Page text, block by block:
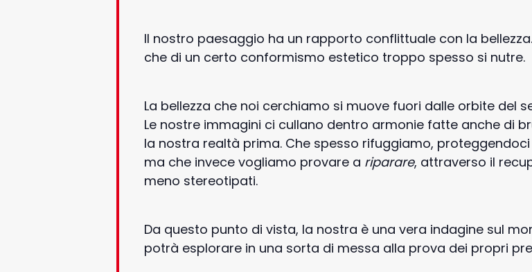
Il nostro paesaggio ha un rapporto conflittuale con la
che di un certo conformismo estetico troppo spesso si nutre.
La bellezza che noi cerchiamo si muove fuori dalle orbite del
Le nostre immagini ci cullano dentro armonie fatte anche di
la nostra realtà prima. Che spesso rifuggiamo,
ma che invece vogliamo provare a riparare, attraverso il
meno stereotipati.
Da questo punto di vista, la nostra è una vera indagine sul
potrà esplorare in una sorta di messa alla prova dei propri